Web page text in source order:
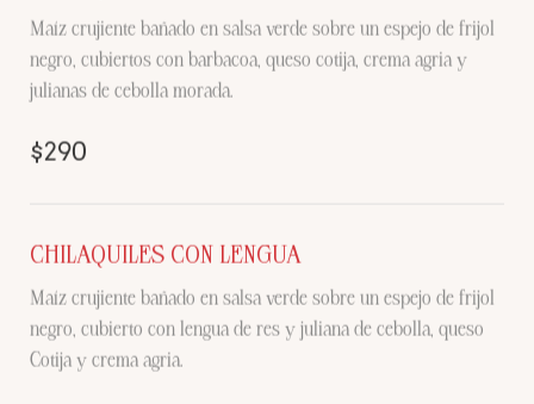
Maíz crujiente bañado en salsa verde sobre un espejo de frijol
negro, cubiertos con barbacoa, queso cotija, crema agria y
julianas de cebolla morada.
$290
CHILAQUILES CON LENGUA
Maíz crujiente bañado en salsa verde sobre un espejo de frijol
negro, cubierto con lengua de res y juliana de cebolla, queso
Cotija y crema agria.